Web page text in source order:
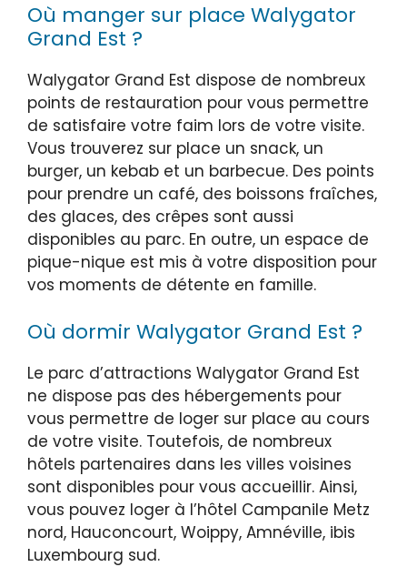
Où manger sur place Walygator
Grand Est ?
Walygator Grand Est dispose de nombreux
points de restauration pour vous permettre
de satisfaire votre faim lors de votre visite.
Vous trouverez sur place un snack, un
burger, un kebab et un barbecue. Des points
pour prendre un café, des boissons fraîches,
des glaces, des crêpes sont aussi
disponibles au parc. En outre, un espace de
pique-nique est mis à votre disposition pour
vos moments de détente en famille.
Où dormir Walygator Grand Est ?
Le parc d’attractions Walygator Grand Est
ne dispose pas des hébergements pour
vous permettre de loger sur place au cours
de votre visite. Toutefois, de nombreux
hôtels partenaires dans les villes voisines
sont disponibles pour vous accueillir. Ainsi,
vous pouvez loger à l’hôtel Campanile Metz
nord, Hauconcourt, Woippy, Amnéville, ibis
Luxembourg sud.